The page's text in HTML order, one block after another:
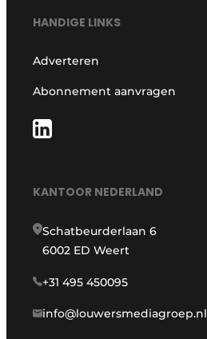
HANDIGE LINKS
Adverteren
Abonnement aanvragen
KANTOOR NEDERLAND
Schatbeurderlaan 6
6002 ED Weert
+31 495 450095
info@louwersmediagroep.nl